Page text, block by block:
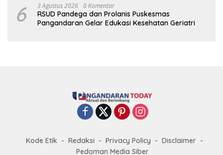
6 3 Agustus 2026 0 Komentar
RSUD Pandega dan Prolanis Puskesmas
Pangandaran Gelar Edukasi Kesehatan Geriatri
Kode Etik Redaksi Privacy Policy
Disclaimer
Pedoman Media Siber